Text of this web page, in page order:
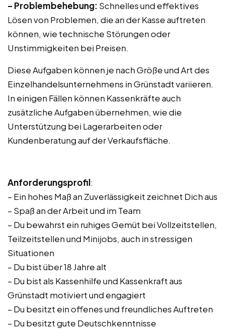
– Problembehebung: Schnelles und effektives
Lösen von Problemen, die an der Kasse auftreten
können, wie technische Störungen oder
Unstimmigkeiten bei Preisen.
Diese Aufgaben können je nach Größe und Art des
Einzelhandelsunternehmens in Grünstadt variieren.
In einigen Fällen können Kassenkräfte auch
zusätzliche Aufgaben übernehmen, wie die
Unterstützung bei Lagerarbeiten oder
Kundenberatung auf der Verkaufsfläche.
Anforderungsprofil:
– Ein hohes Maß an Zuverlässigkeit zeichnet Dich aus
– Spaß an der Arbeit und im Team
– Du bewahrst ein ruhiges Gemüt bei Vollzeitstellen,
Teilzeitstellen und Minijobs, auch in stressigen
Situationen
– Du bist über 18 Jahre alt
– Du bist als Kassenhilfe und Kassenkraft aus
Grünstadt motiviert und engagiert
– Du besitzt ein offenes und freundliches Auftreten
– Du besitzt gute Deutschkenntnisse